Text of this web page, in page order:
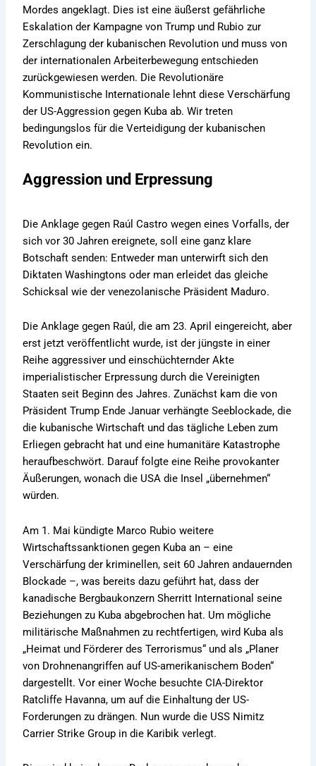
Mordes angeklagt. Dies ist eine äußerst gefährliche
Eskalation der Kampagne von Trump und Rubio zur
Zerschlagung der kubanischen Revolution und muss von
der internationalen Arbeiterbewegung entschieden
zurückgewiesen werden. Die Revolutionäre
Kommunistische Internationale lehnt diese Verschärfung
der US-Aggression gegen Kuba ab. Wir treten
bedingungslos für die Verteidigung der kubanischen
Revolution ein.
Aggression und Erpressung
Die Anklage gegen Raúl Castro wegen eines Vorfalls, der
sich vor 30 Jahren ereignete, soll eine ganz klare
Botschaft senden: Entweder man unterwirft sich den
Diktaten Washingtons oder man erleidet das gleiche
Schicksal wie der venezolanische Präsident Maduro.
Die Anklage gegen Raúl, die am 23. April eingereicht, aber
erst jetzt veröffentlicht wurde, ist der jüngste in einer
Reihe aggressiver und einschüchternder Akte
imperialistischer Erpressung durch die Vereinigten
Staaten seit Beginn des Jahres. Zunächst kam die von
Präsident Trump Ende Januar verhängte Seeblockade, die
die kubanische Wirtschaft und das tägliche Leben zum
Erliegen gebracht hat und eine humanitäre Katastrophe
heraufbeschwört. Darauf folgte eine Reihe provokanter
Äußerungen, wonach die USA die Insel „übernehmen“
würden.
Am 1. Mai kündigte Marco Rubio weitere
Wirtschaftssanktionen gegen Kuba an – eine
Verschärfung der kriminellen, seit 60 Jahren andauernden
Blockade –, was bereits dazu geführt hat, dass der
kanadische Bergbaukonzern Sherritt International seine
Beziehungen zu Kuba abgebrochen hat. Um mögliche
militärische Maßnahmen zu rechtfertigen, wird Kuba als
„Heimat und Förderer des Terrorismus“ und als „Planer
von Drohnenangriffen auf US-amerikanischem Boden“
dargestellt. Vor einer Woche besuchte CIA-Direktor
Ratcliffe Havanna, um auf die Einhaltung der US-
Forderungen zu drängen. Nun wurde die USS Nimitz
Carrier Strike Group in die Karibik verlegt.